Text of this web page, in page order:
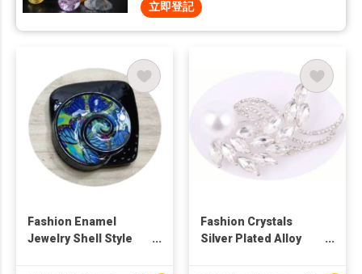
立即登記
Fashion Enamel
Jewelry Shell Style
Fashion Crystals
Silver Plated Alloy